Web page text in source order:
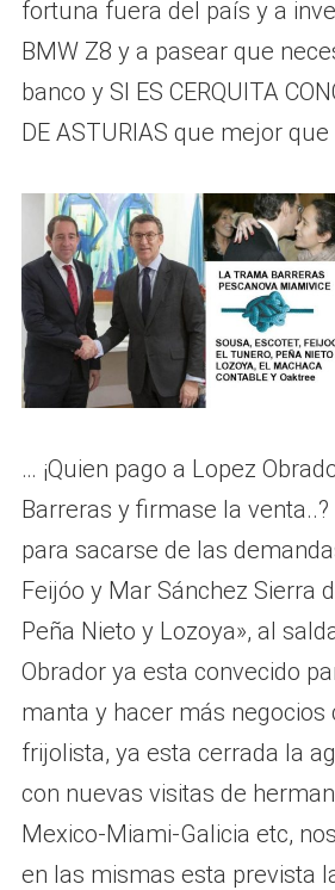
fortuna fuera del país y a
BMW Z8 y a pasear que
banco y SI ES CERQUITA
DE ASTURIAS que mejor
… ¡Quien pago a Lopez
Barreras y firmase la venta..?
para sacarse de las
Feijóo y Mar Sánchez Sierra
Peña Nieto y Lozoya», al
Obrador ya esta convecido
manta y hacer más negocios
frijolista, ya esta cerrada la
con nuevas visitas de
Mexico-Miami-Galicia etc,
en las mismas esta prevista